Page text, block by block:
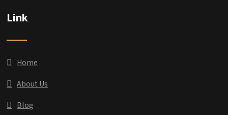
Link
Home
About Us
Blog